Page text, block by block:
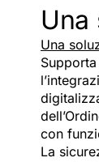
Una
Una
con
La